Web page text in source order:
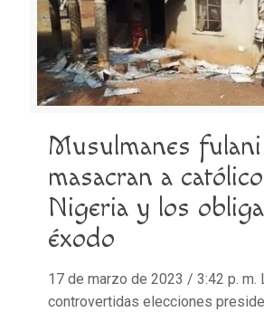
Musulmanes fulani
masacran a
Nigeria y los
éxodo
17 de marzo de 2023 / 3:42 p. m.
controvertidas elecciones